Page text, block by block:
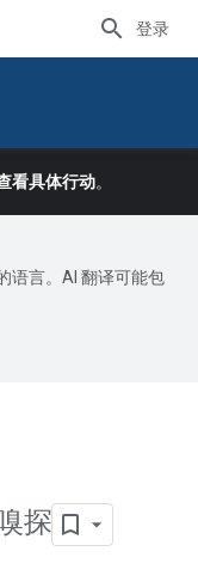
登录
看具体行动。
语言。AI 翻译可能包
探